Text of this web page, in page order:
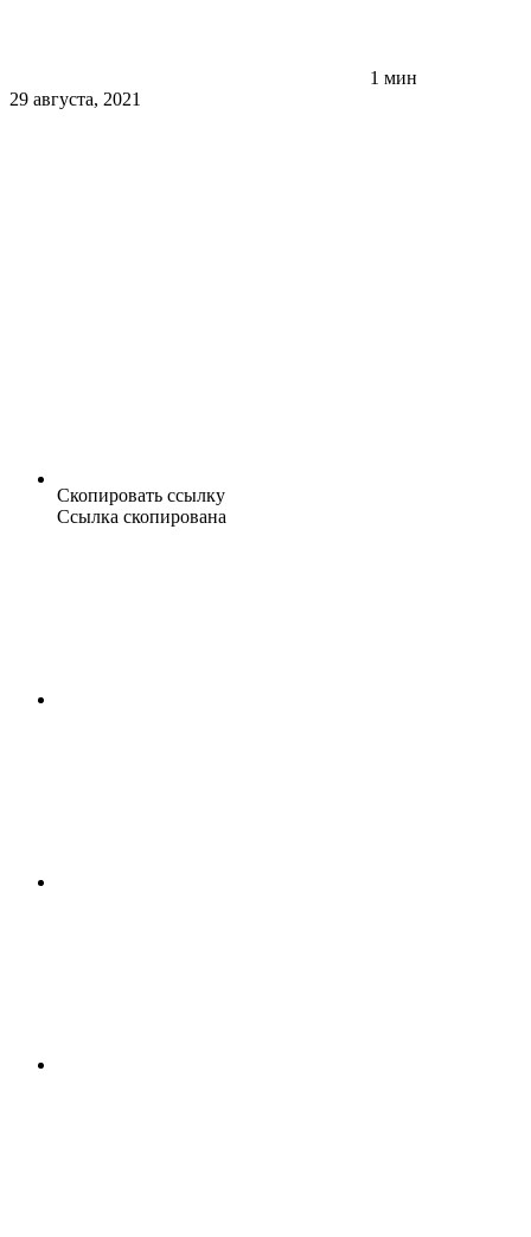
1 мин
29 августа, 2021
Скопировать ссылку
Ссылка скопирована